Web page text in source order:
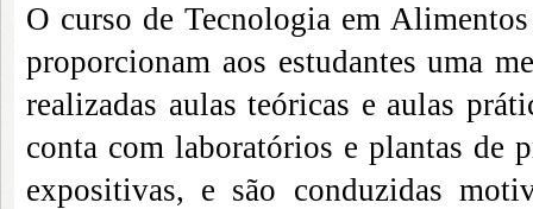
O curso de Tecnologia em
proporcionam aos estudantes uma
realizadas aulas teóricas e aulas
conta com laboratórios e plantas de
expositivas, e são conduzidas